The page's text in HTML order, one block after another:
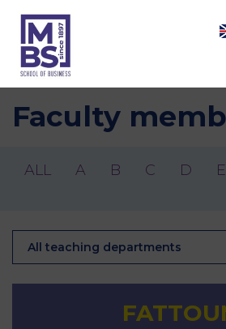
Faculty
ALL A B C D E
All teaching departments